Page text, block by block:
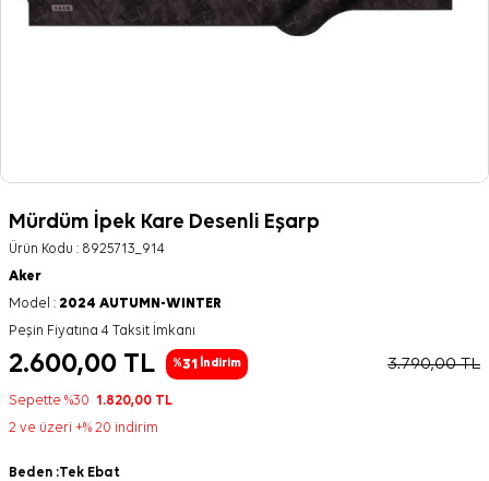
Mürdüm İpek Kare Desenli Eşarp
Ürün Kodu : 8925713_914
Aker
Model : 2024 AUTUMN-WINTER
Peşin Fiyatına 4 Taksit İmkanı
2.600,00 TL %31 İndirim 3.790,00TL
Sepette %30 1.820,00 TL
2 ve üzeri +% 20 indirim
Beden :Tek Ebat